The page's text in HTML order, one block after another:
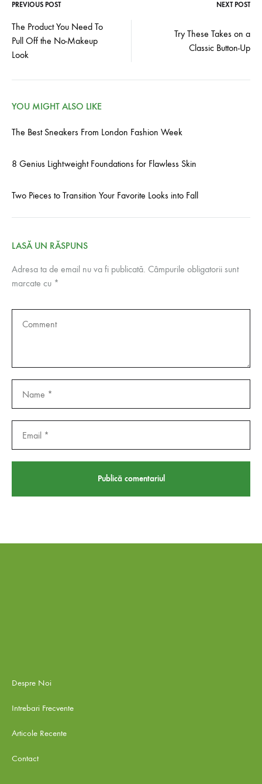
Post
navigation
PREVIOUS POST NEXT POST
The Product You Need To
Pull Off the No-Makeup
Look
Try These Takes on a
Classic Button-Up
YOU MIGHT ALSO LIKE
The Best Sneakers From London Fashion Week
8 Genius Lightweight Foundations for Flawless Skin
Two Pieces to Transition Your Favorite Looks into Fall
LASĂ UN RĂSPUNS
Adresa ta de email nu va fi publicată. Câmpurile obligatorii sunt
marcate cu *
Despre Noi
Intrebari Frecvente
Articole Recente
Contact